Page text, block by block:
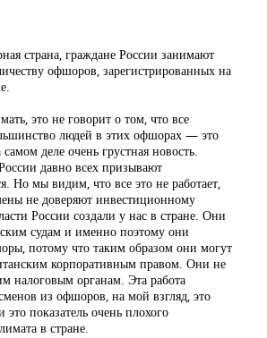
страна, граждане России занимают
офшоров, зарегистрированных на
это не говорит о том, что все
людей в этих офшорах — это
деле очень грустная новость.
давно всех призывают
Но мы видим, что все это не работает,
не доверяют инвестиционному
России создали у нас в стране. Они
судам и именно поэтому они
потому что таким образом они могут
корпоративным правом. Они не
налоговым органам. Эта работа
из офшоров, на мой взгляд, это
показатель очень плохого
в стране.